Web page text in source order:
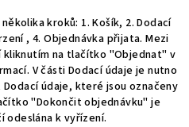
kroků: 1. Košík, 2. Dodací
, 4. Objednávka přijata. Mezi
na tlačítko "Objednat" v
V části Dodací údaje je nutno
údaje, které jsou označeny
"Dokončit objednávku" je
odeslána k vyřízení.